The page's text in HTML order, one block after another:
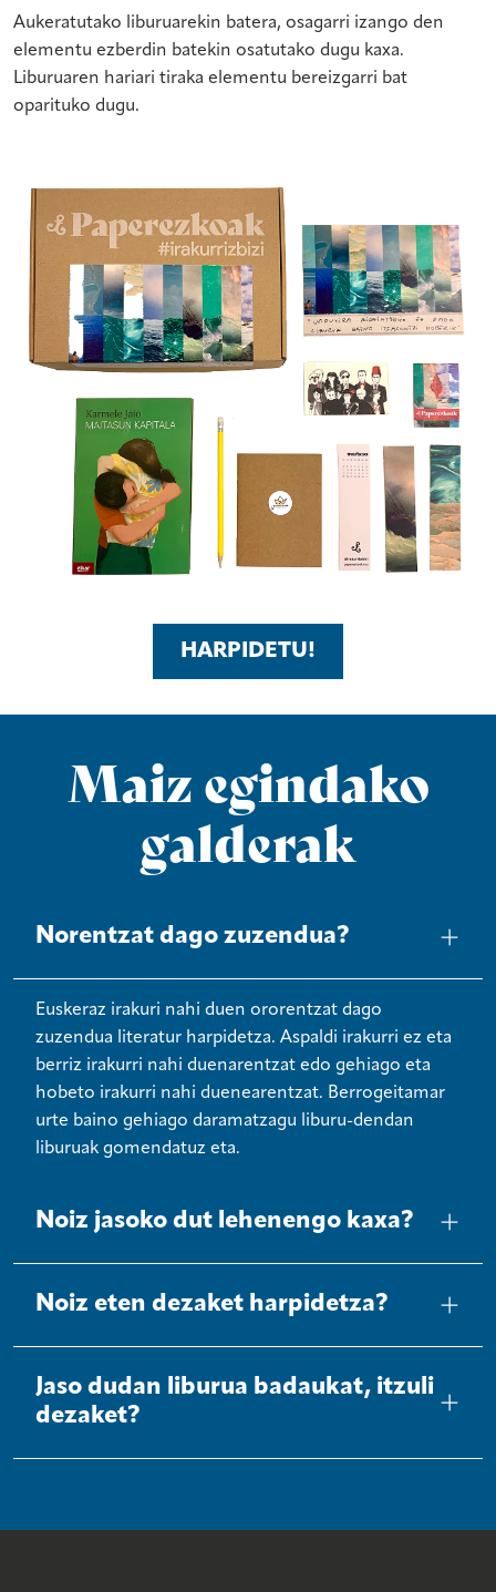
Aukeratutako liburuarekin batera, osagarri izango den
elementu ezberdin batekin osatutako dugu kaxa.
Liburuaren hariari tiraka elementu bereizgarri bat
oparituko dugu.
HARPIDETU!
Maiz egindako
galderak
Norentzat dago zuzendua?
Euskeraz irakuri nahi duen ororentzat dago
zuzendua literatur harpidetza. Aspaldi irakurri ez eta
berriz irakurri nahi duenarentzat edo gehiago eta
hobeto irakurri nahi duenearentzat. Berrogeitamar
urte baino gehiago daramatzagu liburu-dendan
liburuak gomendatuz eta.
Noiz jasoko dut lehenengo kaxa?
Noiz eten dezaket harpidetza?
Jaso dudan liburua badaukat, itzuli
dezaket?